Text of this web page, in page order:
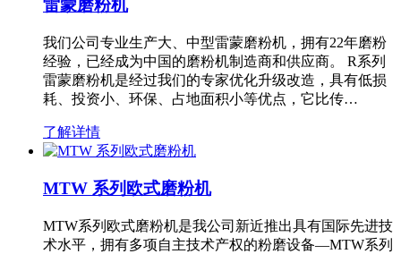
雷蒙磨粉机
我们公司专业生产大、中型雷蒙磨粉机，拥有22年磨粉
经验，已经成为中国的磨粉机制造商和供应商。 R系列
雷蒙磨粉机是经过我们的专家优化升级改造，具有低损
耗、投资小、环保、占地面积小等优点，它比传…
了解详情
MTW 系列欧式磨粉机
MTW系列欧式磨粉机是我公司新近推出具有国际先进技
术水平，拥有多项自主技术产权的粉磨设备—MTW系列